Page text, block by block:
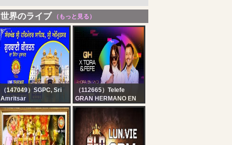
世界のライブ （もっと見る）
（147049）SGPC, Sri
Amritsar
Official SGPC LIVE |
Gurbani Kirtan |
Sachkhand Sri
Harmandir Sahib, Sri
Amritsar | 07.08.2026
（112665）Telefe
GRAN HERMANO EN
VIVO ?️ GH X TORA Y
FEFE - NOS VISITAN
CAMPANITA Y PEPA